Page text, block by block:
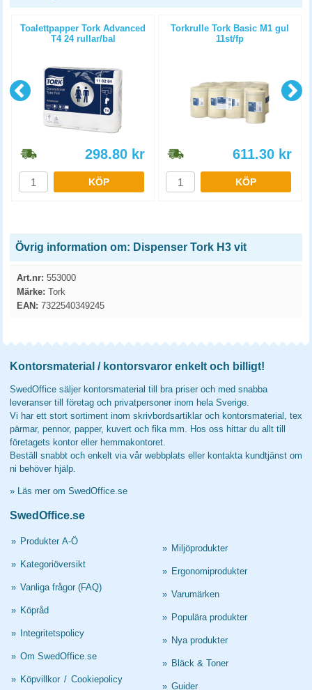
Toalettpapper Tork Advanced
T4 24 rullar/bal
298.80 kr
KÖP
Torkrulle Tork Basic M1 gul
11st/fp
611.30 kr
KÖP
Övrig information om: Dispenser Tork H3 vit
Art.nr: 553000
Märke: Tork
EAN: 7322540349245
Kontorsmaterial / kontorsvaror enkelt och billigt!
SwedOffice säljer kontorsmaterial till bra priser och med snabba
leveranser till företag och privatpersoner inom hela Sverige.
Vi har ett stort sortiment inom skrivbordsartiklar och kontorsmaterial, tex
pärmar, pennor, papper, kuvert och fika mm. Hos oss hittar du allt till
företagets kontor eller hemmakontoret.
Beställ snabbt och enkelt via vår webbplats eller kontakta kundtjänst om
ni behöver hjälp.
» Läs mer om SwedOffice.se
SwedOffice.se
» Produkter A-Ö
» Kategoriöversikt
» Vanliga frågor (FAQ)
» Köpråd
» Integritetspolicy
» Om SwedOffice.se
» Köpvillkor / Cookiepolicy
» Miljöprodukter
» Ergonomiprodukter
» Varumärken
» Populära produkter
» Nya produkter
» Bläck & Toner
» Guider